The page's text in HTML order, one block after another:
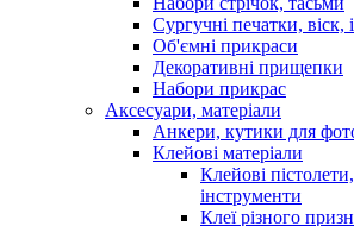
Сургучні печатки, віск,
Об'ємні прикраси
Декоративні прищепки
Набори прикрас
Аксесуари, матеріали
Анкери, кутики для
Клейові матеріали
Клейові
інструменти
Клеї різного